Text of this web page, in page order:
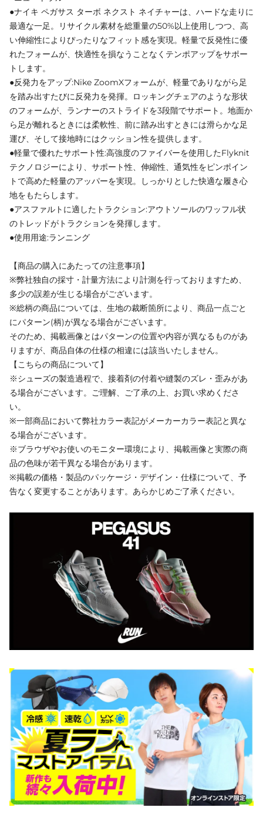
●ナイキ ペガサス ターボ ネクスト ネイチャーは、ハードな走りに
最適な一足。リサイクル素材を総重量の50%以上使用しつつ、高
い伸縮性によりぴったりなフィット感を実現。軽量で反発性に優
れたフォームが、快適性を損なうことなくテンポアップをサポー
トします。
●反発力をアップ:Nike ZoomXフォームが、軽量でありながら足
を踏み出すたびに反発力を発揮。ロッキングチェアのような形状
のフォームが、ランナーのストライドを3段階でサポート。地面か
ら足が離れるときには柔軟性、前に踏み出すときには滑らかな足
運び、そして接地時にはクッション性を提供します。
●軽量で優れたサポート性:高強度のファイバーを使用したFlyknit
テクノロジーにより、サポート性、伸縮性、通気性をピンポイン
トで高めた軽量のアッパーを実現。しっかりとした快適な履き心
地をもたらします。
●アスファルトに適したトラクション:アウトソールのワッフル状
のトレッドがトラクションを発揮します。
●使用用途:ランニング
【商品の購入にあたっての注意事項】
※弊社独自の採寸・計量方法により計測を行っておりますため、
多少の誤差が生じる場合がございます。
※総柄の商品については、生地の裁断箇所により、商品一点ごと
にパターン(柄)が異なる場合がございます。
そのため、掲載画像とはパターンの位置や内容が異なるものがあ
りますが、商品自体の仕様の相違には該当いたしません。
【こちらの商品について】
※シューズの製造過程で、接着剤の付着や縫製のズレ・歪みがあ
る場合がございます。ご理解、ご了承の上、お買い求めくださ
い。
※一部商品において弊社カラー表記がメーカーカラー表記と異な
る場合がございます。
※ブラウザやお使いのモニター環境により、掲載画像と実際の商
品の色味が若干異なる場合があります。
※掲載の価格・製品のパッケージ・デザイン・仕様について、予
告なく変更することがあります。あらかじめご了承ください。